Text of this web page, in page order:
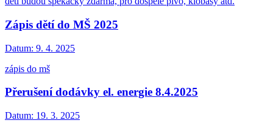
Zápis dětí do MŠ 2025
Datum: 9. 4. 2025
zápis do mš
Přerušení dodávky el. energie 8.4.2025
Datum: 19. 3. 2025